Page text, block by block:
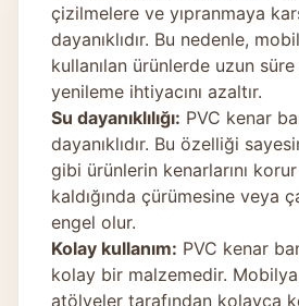
çizilmelere ve yıpranmaya
dayanıklıdır. Bu nedenle,
kullanılan ürünlerde uzun
yenileme ihtiyacını azaltır.
Su dayanıklılığı: PVC kenar
dayanıklıdır. Bu özelliği
gibi ürünlerin kenarlarını
kaldığında çürümesine veya
engel olur.
Kolay kullanım: PVC kenar
kolay bir malzemedir.
atölyeler tarafından kolayca